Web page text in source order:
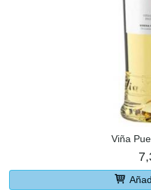
Viña